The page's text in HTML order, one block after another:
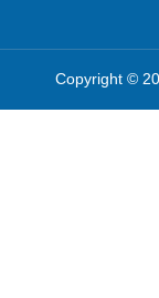
Copyright ©